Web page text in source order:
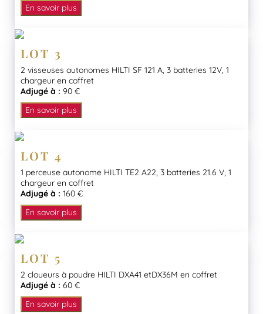
En savoir plus
LOT 3
2 visseuses autonomes HILTI SF 121 A, 3 batteries 12V, 1
chargeur en coffret
Adjugé à : 90 €
En savoir plus
LOT 4
1 perceuse autonome HILTI TE2 A22, 3 batteries 21.6 V, 1
chargeur en coffret
Adjugé à : 160 €
En savoir plus
LOT 5
2 cloueurs à poudre HILTI DXA41 etDX36M en coffret
Adjugé à : 60 €
En savoir plus